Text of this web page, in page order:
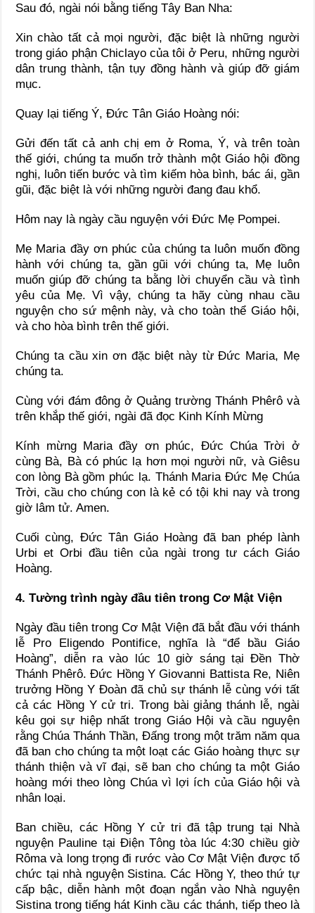
Sau đó, ngài nói bằng tiếng Tây Ban Nha:
Xin chào tất cả mọi người, đặc biệt là những người
trong giáo phận Chiclayo của tôi ở Peru, những người
dân trung thành, tận tụy đồng hành và giúp đỡ giám
mục.
Quay lại tiếng Ý, Đức Tân Giáo Hoàng nói:
Gửi đến tất cả anh chị em ở Roma, Ý, và trên toàn
thế giới, chúng ta muốn trở thành một Giáo hội đồng
nghị, luôn tiến bước và tìm kiếm hòa bình, bác ái, gần
gũi, đặc biệt là với những người đang đau khổ.
Hôm nay là ngày cầu nguyện với Đức Mẹ Pompei.
Mẹ Maria đầy ơn phúc của chúng ta luôn muốn đồng
hành với chúng ta, gần gũi với chúng ta, Mẹ luôn
muốn giúp đỡ chúng ta bằng lời chuyển cầu và tình
yêu của Mẹ. Vì vậy, chúng ta hãy cùng nhau cầu
nguyện cho sứ mệnh này, và cho toàn thể Giáo hội,
và cho hòa bình trên thế giới.
Chúng ta cầu xin ơn đặc biệt này từ Đức Maria, Mẹ
chúng ta.
Cùng với đám đông ở Quảng trường Thánh Phêrô và
trên khắp thế giới, ngài đã đọc Kinh Kính Mừng
Kính mừng Maria đầy ơn phúc, Đức Chúa Trời ở
cùng Bà, Bà có phúc lạ hơn mọi người nữ, và Giêsu
con lòng Bà gồm phúc lạ. Thánh Maria Đức Mẹ Chúa
Trời, cầu cho chúng con là kẻ có tội khi nay và trong
giờ lâm tử. Amen.
Cuối cùng, Đức Tân Giáo Hoàng đã ban phép lành
Urbi et Orbi đầu tiên của ngài trong tư cách Giáo
Hoàng.
4. Tường trình ngày đầu tiên trong Cơ Mật Viện
Ngày đầu tiên trong Cơ Mật Viện đã bắt đầu với thánh
lễ Pro Eligendo Pontifice, nghĩa là “để bầu Giáo
Hoàng”, diễn ra vào lúc 10 giờ sáng tại Đền Thờ
Thánh Phêrô. Đức Hồng Y Giovanni Battista Re, Niên
trưởng Hồng Y Đoàn đã chủ sự thánh lễ cùng với tất
cả các Hồng Y cử tri. Trong bài giảng thánh lễ, ngài
kêu gọi sự hiệp nhất trong Giáo Hội và cầu nguyện
rằng Chúa Thánh Thần, Đấng trong một trăm năm qua
đã ban cho chúng ta một loạt các Giáo hoàng thực sự
thánh thiện và vĩ đại, sẽ ban cho chúng ta một Giáo
hoàng mới theo lòng Chúa vì lợi ích của Giáo hội và
nhân loại.
Ban chiều, các Hồng Y cử tri đã tập trung tại Nhà
nguyện Pauline tại Điện Tông tòa lúc 4:30 chiều giờ
Rôma và long trọng đi rước vào Cơ Mật Viện được tổ
chức tại nhà nguyện Sistina. Các Hồng Y, theo thứ tự
cấp bậc, diễn hành một đoạn ngắn vào Nhà nguyện
Sistina trong tiếng hát Kinh cầu các thánh, tiếp theo là